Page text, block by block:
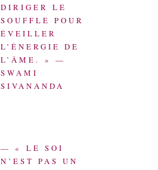
DIRIGER LE
SOUFFLE POUR
ÉVEILLER
L’ÉNERGIE DE
L’ÂME. » —
SWAMI
SIVANANDA
— « LE SOI
N’EST PAS UN